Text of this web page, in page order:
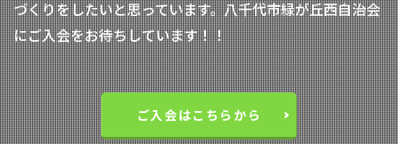
づくりをしたいと思っています。八千代市緑が丘西自治会
にご入会をお待ちしています！！
ご入会はこちらから